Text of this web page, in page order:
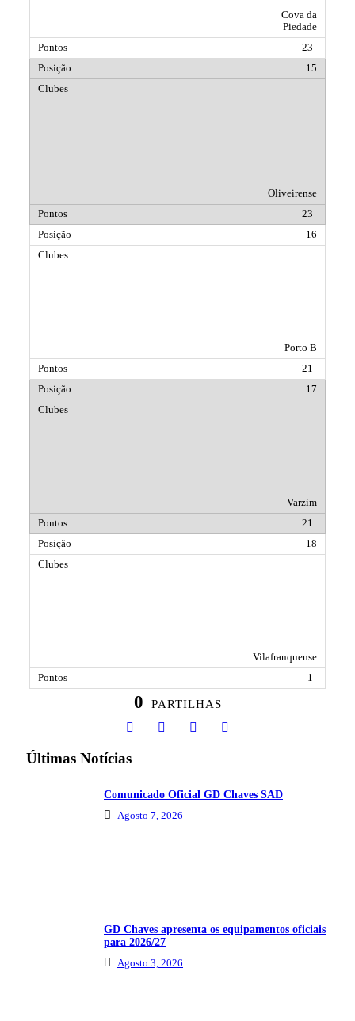
Cova da
Piedade
23
15
Oliveirense
23
16
Porto B
21
17
Varzim
21
18
Vilafranquense
1
0 PARTILHAS
Últimas Notícias
Comunicado Oficial GD Chaves SAD
Agosto 7, 2026
GD Chaves apresenta os equipamentos oficiais
para 2026/27
Agosto 3, 2026